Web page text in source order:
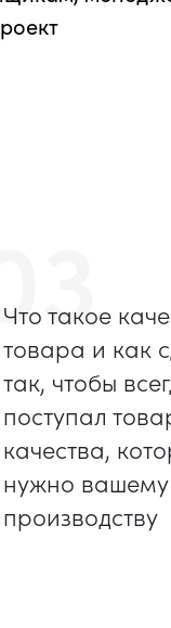
03
Что такое
товара и как
так, чтобы
поступал
качества,
нужно вашему
производству